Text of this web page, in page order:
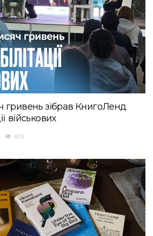
гривень зібрав КнигоЛенд
військових
476